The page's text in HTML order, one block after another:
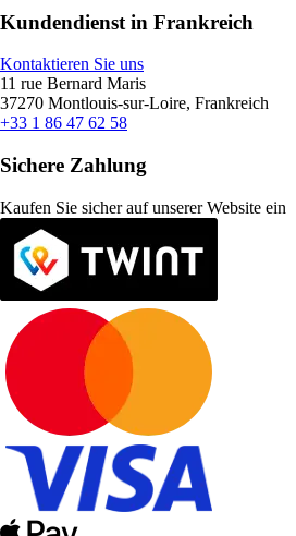
Kundendienst in Frankreich
Kontaktieren Sie uns
11 rue Bernard Maris
37270 Montlouis-sur-Loire, Frankreich
+33 1 86 47 62 58
Sichere Zahlung
Kaufen Sie sicher auf unserer Website ein